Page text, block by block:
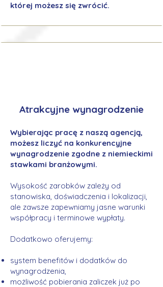
której możesz się zwrócić.
Atrakcyjne wynagrodzenie
Wybierając pracę z naszą agencją,
możesz liczyć na konkurencyjne
wynagrodzenie zgodne z niemieckimi
stawkami branżowymi.
Wysokość zarobków zależy od
stanowiska, doświadczenia i lokalizacji,
ale zawsze zapewniamy jasne warunki
współpracy i terminowe wypłaty.
Dodatkowo oferujemy:
system benefitów i dodatków do
wynagrodzenia,
możliwość pobierania zaliczek już po